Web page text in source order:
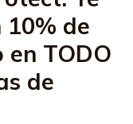
10% de
TODO
de